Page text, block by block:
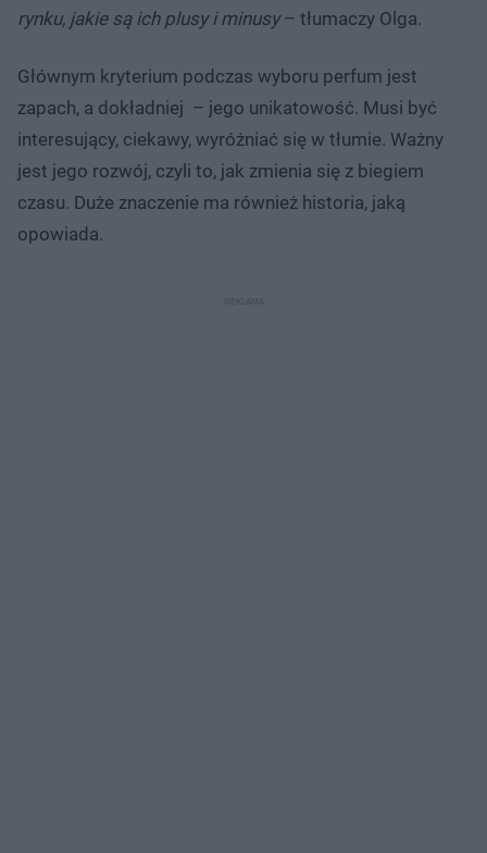
rynku, jakie są ich plusy i minusy– tłumaczy Olga.
Głównym kryterium podczas wyboru perfum jest
zapach, a dokładniej – jego unikatowość. Musi być
interesujący, ciekawy, wyróżniać się w tłumie. Ważny
jest jego rozwój, czyli to, jak zmienia się z biegiem
czasu. Duże znaczenie ma również historia, jaką
opowiada.